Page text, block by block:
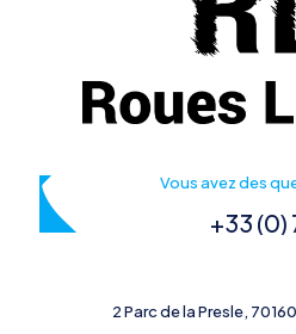
Vous avez des
+33 (0)
2 Parc de la Presle,